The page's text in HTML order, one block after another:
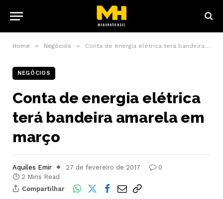
Home » Negócios » Conta de energia elétrica terá bandeira amarela em março
NEGÓCIOS
Conta de energia elétrica
terá bandeira amarela em
março
Aquiles Emir 27 de fevereiro de 2017
0
2 Mins Read
Compartilhar